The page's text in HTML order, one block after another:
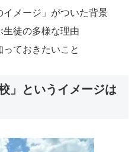
メージ」がついた背景
徒の多様な理由
ておきたいこと
」というイメージは